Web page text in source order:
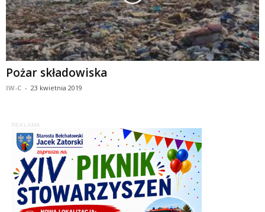
Pożar składowiska
IW-C - 23 kwietnia 2019
REKLAMA